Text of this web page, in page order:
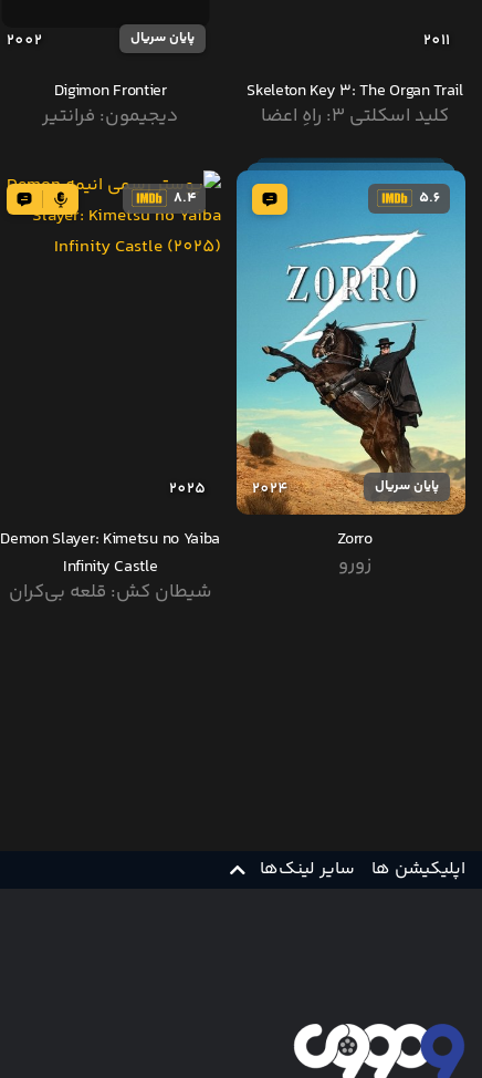
2011
Skeleton Key 3: The Organ Trail
کلید اسکلتی ۳: راهِ اعضا
پایان سریال 2002
Digimon Frontier
دیجیمون: فرانتیر
5.6
پایان سریال 2024
Zorro
زورو
8.4
2025
Demon Slayer: Kimetsu no Yaiba
Infinity Castle
شیطان کش: قلعه بی‌کران
اپلیکیشن ها سایر لینک‌ها